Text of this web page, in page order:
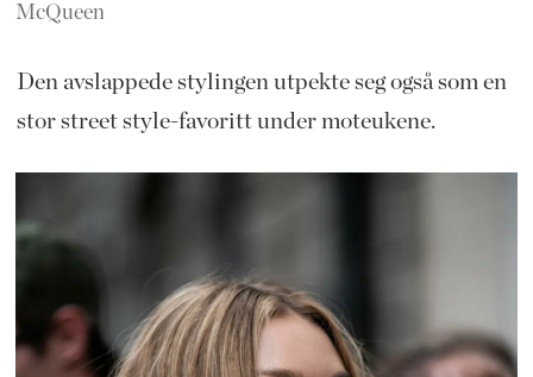
McQueen
Den avslappede stylingen utpekte seg også som en
stor street style-favoritt under moteukene.